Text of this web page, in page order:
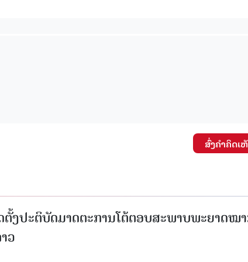
ສົ່ງຄໍາຄິດເ
ງປະຕິບັດມາດຕະການໂຕ້ຕອບສະພາບພະຍາດໝ
ວ